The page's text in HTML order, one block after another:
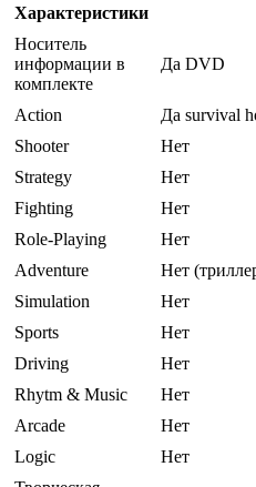
Характеристики
Носитель
информации в
комплекте
Да DVD
Action
Да survival
Shooter
Нет
Strategy
Нет
Fighting
Нет
Role-Playing
Нет
Adventure
Нет
Simulation
Нет
Sports
Нет
Driving
Нет
Rhytm & Music
Нет
Arcade
Нет
Logic
Нет